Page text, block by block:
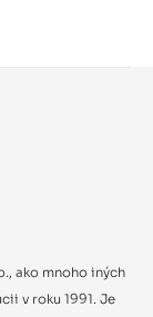
ako mnoho iných
v roku 1991. Je